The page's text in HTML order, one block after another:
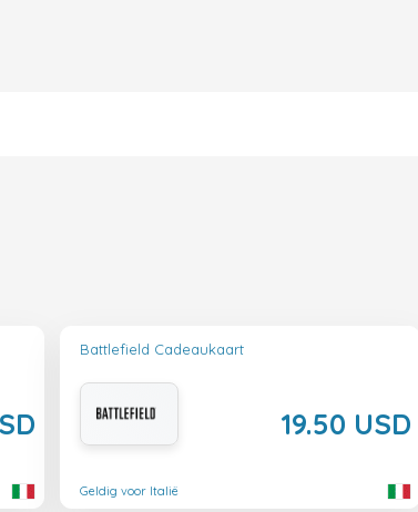
Battlefield Cadeaukaart
19.50 USD
Geldig voor Italië